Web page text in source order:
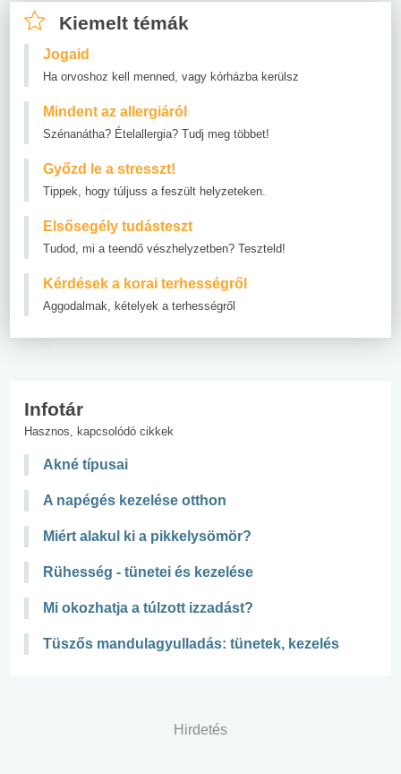
Kiemelt témák
Jogaid
Ha orvoshoz kell menned, vagy kórházba kerülsz
Mindent az allergiáról
Szénanátha? Ételallergia? Tudj meg többet!
Győzd le a stresszt!
Tippek, hogy túljuss a feszült helyzeteken.
Elsősegély tudásteszt
Tudod, mi a teendő vészhelyzetben? Teszteld!
Kérdések a korai terhességről
Aggodalmak, kételyek a terhességről
Infotár
Hasznos, kapcsolódó cikkek
Akné típusai
A napégés kezelése otthon
Miért alakul ki a pikkelysömör?
Rühesség - tünetei és kezelése
Mi okozhatja a túlzott izzadást?
Tüszős mandulagyulladás: tünetek, kezelés
Hirdetés